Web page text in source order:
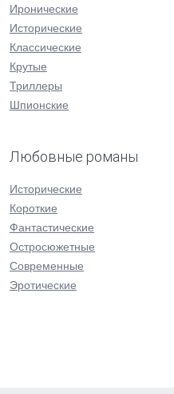
Иронические
Исторические
Классические
Крутые
Триллеры
Шпионские
Любовные романы
Исторические
Короткие
Фантастические
Остросюжетные
Современные
Эротические